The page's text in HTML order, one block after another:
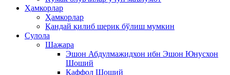
Ҳамкорлар
Ҳамкорлар
Қандай қилиб шерик бўлиш мумкин
Сулола
Шажара
Эшон Абдулмажидхон ибн Эшон Юнусхон
Шоший
Қаффол Шоший